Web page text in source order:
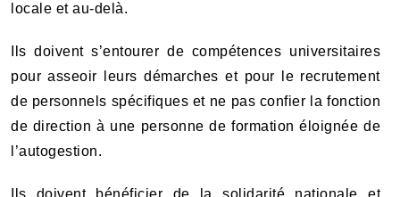
locale et au-delà.
Ils doivent s’entourer de compétences universitaires
pour asseoir leurs démarches et pour le recrutement
de personnels spécifiques et ne pas confier la fonction
de direction à une personne de formation éloignée de
l’autogestion.
Ils doivent bénéficier de la solidarité nationale et